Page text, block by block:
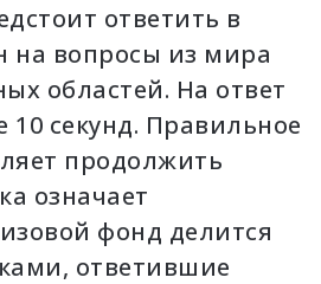
ответить в
на вопросы из мира
областей. На ответ
10 секунд. Правильное
продолжить
означает
фонд делится
ответившие